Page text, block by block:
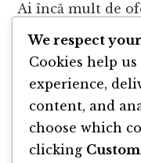
Ai încă mult de
chiar dacă uneori
Încetează
unor
pentru tine
We respect
Cookies help
experience,
content, and
choose which
clicking